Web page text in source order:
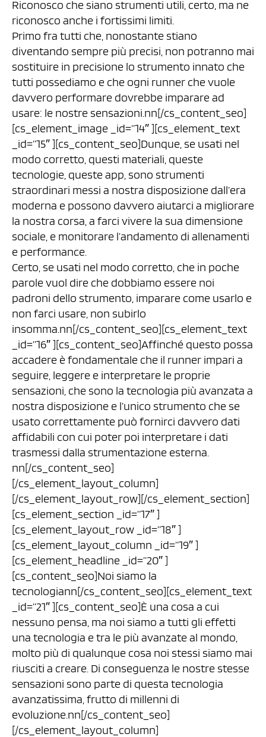
Riconosco che siano strumenti utili, certo, ma ne
riconosco anche i fortissimi limiti.
Primo fra tutti che, nonostante stiano
diventando sempre più precisi, non potranno mai
sostituire in precisione lo strumento innato che
tutti possediamo e che ogni runner che vuole
davvero performare dovrebbe imparare ad
usare: le nostre sensazioni.nn[/cs_content_seo]
[cs_element_image _id=”14″ ][cs_element_text
_id=”15″ ][cs_content_seo]Dunque, se usati nel
modo corretto, questi materiali, queste
tecnologie, queste app, sono strumenti
straordinari messi a nostra disposizione dall’era
moderna e possono davvero aiutarci a migliorare
la nostra corsa, a farci vivere la sua dimensione
sociale, e monitorare l’andamento di allenamenti
e performance.
Certo, se usati nel modo corretto, che in poche
parole vuol dire che dobbiamo essere noi
padroni dello strumento, imparare come usarlo e
non farci usare, non subirlo
insomma.nn[/cs_content_seo][cs_element_text
_id=”16″ ][cs_content_seo]Affinché questo possa
accadere è fondamentale che il runner impari a
seguire, leggere e interpretare le proprie
sensazioni, che sono la tecnologia più avanzata a
nostra disposizione e l’unico strumento che se
usato correttamente può fornirci davvero dati
affidabili con cui poter poi interpretare i dati
trasmessi dalla strumentazione esterna.
nn[/cs_content_seo]
[/cs_element_layout_column]
[/cs_element_layout_row][/cs_element_section]
[cs_element_section _id=”17″ ]
[cs_element_layout_row _id=”18″ ]
[cs_element_layout_column _id=”19″ ]
[cs_element_headline _id=”20″ ]
[cs_content_seo]Noi siamo la
tecnologiann[/cs_content_seo][cs_element_text
_id=”21″ ][cs_content_seo]È una cosa a cui
nessuno pensa, ma noi siamo a tutti gli effetti
una tecnologia e tra le più avanzate al mondo,
molto più di qualunque cosa noi stessi siamo mai
riusciti a creare. Di conseguenza le nostre stesse
sensazioni sono parte di questa tecnologia
avanzatissima, frutto di millenni di
evoluzione.nn[/cs_content_seo]
[/cs_element_layout_column]